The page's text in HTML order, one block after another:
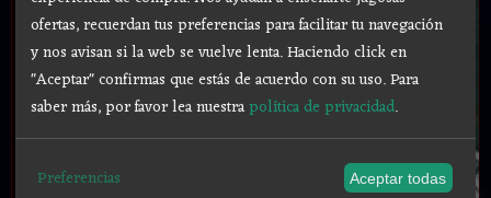
ofertas, recuerdan tus preferencias para facilitar tu navegación
y nos avisan si la web se vuelve lenta. Haciendo click en
"Aceptar" confirmas que estás de acuerdo con su uso.Para
saber más, por favor lea nuestrapolítica de privacidad.
Preferencias Aceptar todas